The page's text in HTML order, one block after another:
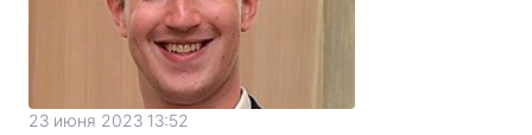
23 июня 2023 13:52